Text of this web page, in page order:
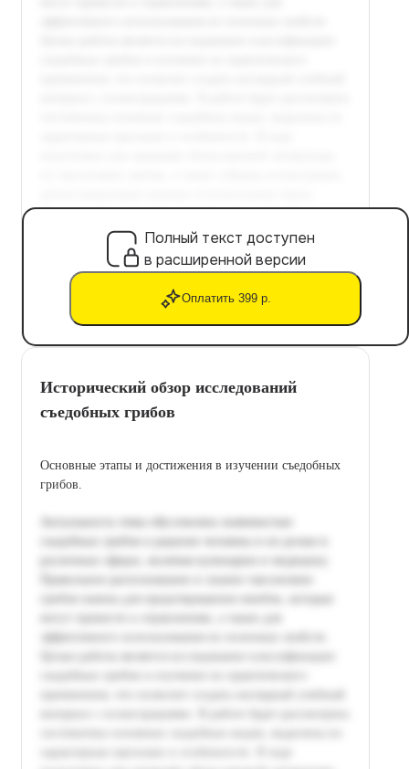
Полный текст доступен
в расширенной версии
Оплатить 399 р.
Исторический обзор исследований
съедобных грибов
Основные этапы и достижения в изучении съедобных
грибов.